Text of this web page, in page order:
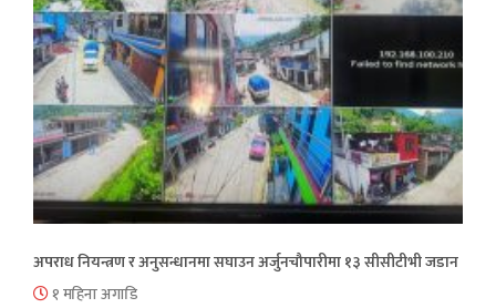
अपराध नियन्त्रण र अनुसन्धानमा सघाउन अर्जुनचौपारीमा १३ सीसीटीभी जडान
१ महिना अगाडि